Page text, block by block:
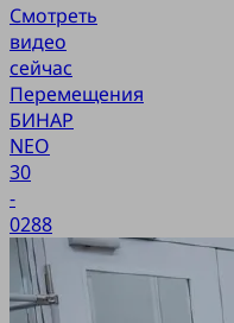
Смотреть
видео
сейчас
Перемещения
БИНАР
NEO
30
-
0288